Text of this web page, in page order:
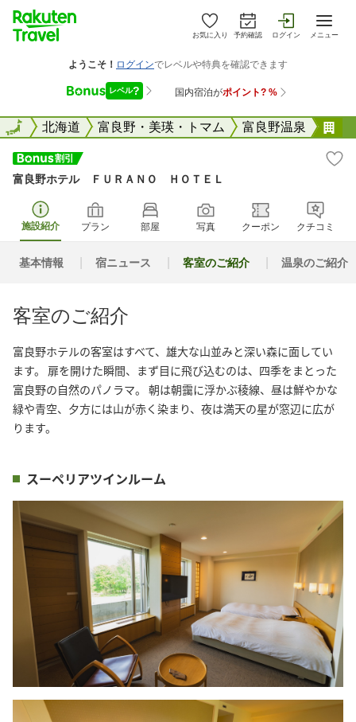
お気に入り 予約確認 ログイン メニュー
全国北海道 富良野・美瑛・トマム 富良野温泉
全国
富良野ホテル ＦＵＲＡＮＯ ＨＯＴＥＬ
施設紹介 プラン 部屋 写真 クーポン クチコミ
基本情報 宿ニュース 客室のご紹介 温泉のご紹介
客室のご紹介
富良野ホテルの客室はすべて、雄大な山並みと深い森に面してい
ます。 扉を開けた瞬間、まず目に飛び込むのは、四季をまとった
富良野の自然のパノラマ。 朝は朝靄に浮かぶ稜線、昼は鮮やかな
緑や青空、夕方には山が赤く染まり、夜は満天の星が窓辺に広が
ります。
スーペリアツインルーム